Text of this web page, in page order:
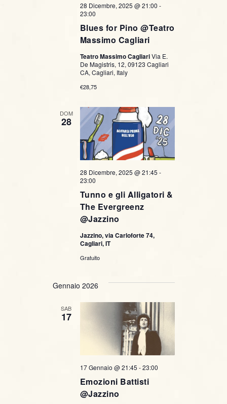
Blues for Pino @Teatro
Massimo Cagliari
28 Dicembre, 2025 @ 21:00 -
23:00
Teatro Massimo CagliariVia E.
De Magistris, 12, 09123 Cagliari
CA, Cagliari, Italy
€28,75
DOM
28
Tunno e gli Alligatori &
The Evergreenz
@Jazzino
28 Dicembre, 2025 @ 21:45 -
23:00
Jazzino, via Carloforte 74,
Cagliari, IT
Gratuito
Gennaio 2026
SAB
17
Emozioni Battisti
@Jazzino
17 Gennaio @ 21:45 -23:00